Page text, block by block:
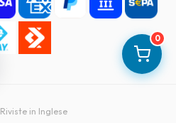
0
Riviste in Inglese